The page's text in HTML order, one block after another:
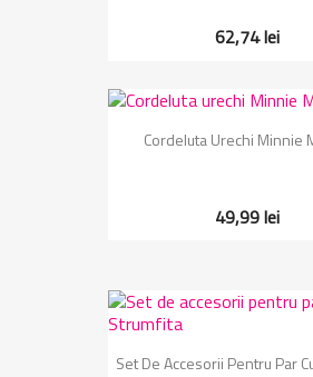
62,74 lei
Vizualizare
Cordeluta Urechi Minnie
49,99 lei
Vizualizare
Set De Accesorii Pentru Par